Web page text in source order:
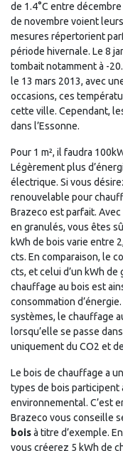
de 1.4°C entre
de novembre voient
mesures répertorient
période hivernale. Le 8
tombait notamment à -
le 13 mars 2013, avec
occasions, ces
cette ville. Cependant,
dans l’Essonne.
Pour 1 m², il faudra
Légèrement plus
électrique. Si vous
renouvelable pour
Brazeco est parfait.
en granulés, vous êtes
kWh de bois varie entre
cts. En comparaison, le
cts, et celui d’un kWh
chauffage au bois est
consommation
systèmes, le chauffage
lorsqu’elle se passe
uniquement du CO2 et
Le bois de chauffage a
types de bois participent
environnemental. C’est
Brazeco vous conseille
boisà titre d’exemple.
vous créerez 5 kWh de